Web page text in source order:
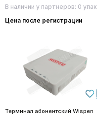
В наличии у партнеров: 0 упак
Цена после регистрации
Терминал абонентский Wispen